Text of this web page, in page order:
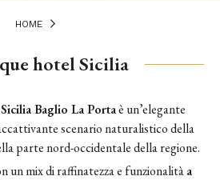
HOME
hotel Sicilia
Sicilia Baglio La Portaè un’elegante
scenario naturalistico della
parte nord-occidentale della regione.
un mix di raffinatezza e funzionalitàa